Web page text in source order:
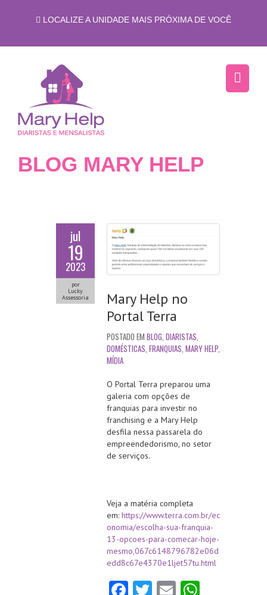
LOCALIZE A UNIDADE MAIS PRÓXIMA DE VOCÊ
BLOG MARY HELP
jul
19
2023
por
Lucky
Assessoria
Mary Help no
Portal Terra
POSTADO EM BLOG DIARISTAS
DOMÉSTICAS FRANQUIAS MARY HELP
MÍDIA
O Portal Terra preparou uma
galeria com opções de
franquias para investir no
franchising e a Mary Help
desfila nessa passarela do
empreendedorismo, no setor
de serviços.
Veja a matéria completa
em: https://www.terra.com.br/ec
onomia/escolha-sua-franquia-
13-opcoes-para-comecar-hoje-
mesmo,067c6148796782e06d
edd8c67e4370e1ljet57tu.html